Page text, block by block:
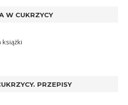
W CUKRZYCY
PRZEPISY